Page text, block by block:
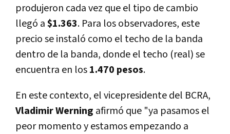
produjeron cada vez que el tipo de cambio
llegó a$1.363. Para los observadores, este
precio se instaló como el techo de la banda
dentro de la banda, donde el techo (real) se
encuentra en los1.470 pesos.
En este contexto, el vicepresidente del BCRA,
Vladimir Werning afirmó que "ya pasamos el
peor momento y estamos empezando a